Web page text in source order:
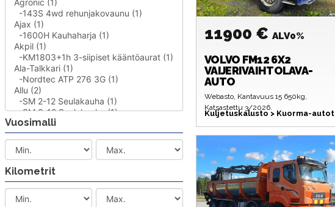
Vuosimalli
Kilometrit
11900 €ALV0%
VOLVO FM12 6X2
VAIJERIVAIHTOLAVA-
AUTO
Webasto, Kantavuus 15 650kg,
Katsastettu 3/2026.
Kuljetuskalusto > Kuorma-autot